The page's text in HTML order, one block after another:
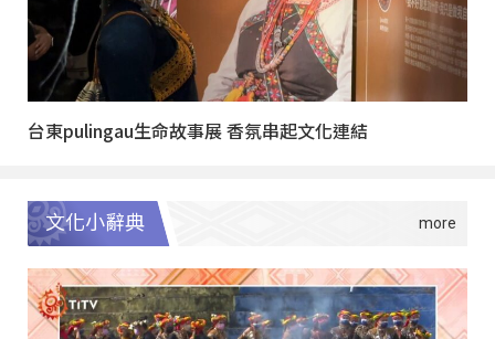
台東pulingau生命故事展 香氛串起文化連結
文化小辭典